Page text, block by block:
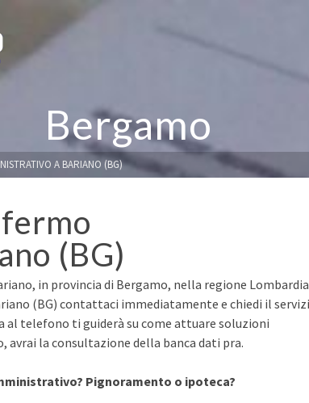
Bergamo
A BARIANO (BG)
(BG)
in provincia di Bergamo, nella regione
(BG) contattaci immediatamente e chiedi il
al telefono ti guiderà su come attuare soluzioni
la consultazione della banca dati pra.
Pignoramento o ipoteca?